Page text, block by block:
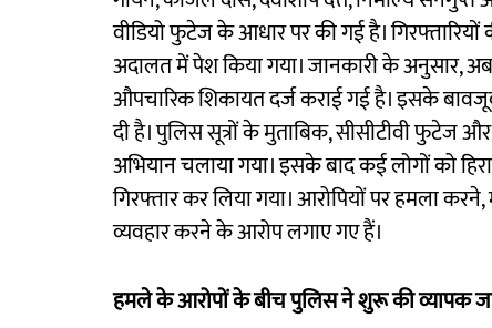
वीडियो फुटेज के आधार पर की गई है।
अदालत में पेश किया गया। जानकारी के
औपचारिक शिकायत दर्ज कराई गई है। इसके
दी है। पुलिस सूत्रों के मुताबिक, सीसीटीवी फुटेज
अभियान चलाया गया। इसके बाद कई लोगों को
गिरफ्तार कर लिया गया। आरोपियों पर हमला
व्यवहार करने के आरोप लगाए गए हैं।
हमले के आरोपों के बीच पुलिस ने शुरू की व्यापक